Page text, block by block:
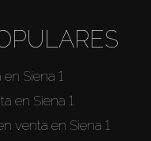
Siena 1
en Siena 1
venta en Siena 1